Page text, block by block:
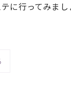
に行ってみま